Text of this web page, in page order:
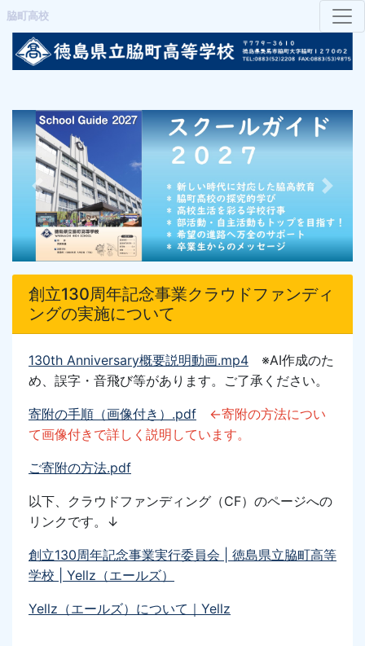
脇町高校
Previous Next
創立130周年記念事業クラウドファンディ
ングの実施について
130th Anniversary概要説明動画.mp4 ※AI作成のた
め、誤字・音飛び等があります。ご了承ください。
寄附の手順（画像付き）.pdf
←寄附の方法につい
て画像付きで詳しく説明しています。
ご寄附の方法.pdf
以下、クラウドファンディング （CF） のページへの
リンク です。↓
創立130周年記念事業実行委員会 | 徳島県立脇町高等
学校 | Yellz（エールズ）
Yellz（エールズ）について｜Yellz